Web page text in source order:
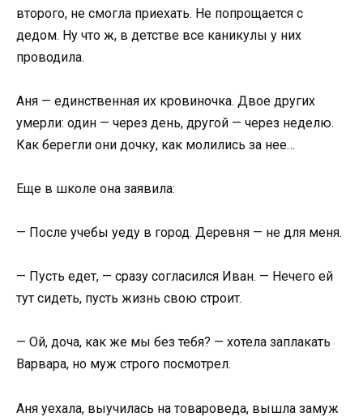
второго, не смогла приехать. Не попрощается с
дедом. Ну что ж, в детстве все каникулы у них
проводила.
Аня — единственная их кровиночка. Двое других
умерли: один — через день, другой — через неделю.
Как берегли они дочку, как молились за нее…
Еще в школе она заявила:
— После учебы уеду в город. Деревня — не для меня.
— Пусть едет, — сразу согласился Иван. — Нечего ей
тут сидеть, пусть жизнь свою строит.
— Ой, доча, как же мы без тебя? — хотела заплакать
Варвара, но муж строго посмотрел.
Аня уехала, выучилась на товароведа, вышла замуж